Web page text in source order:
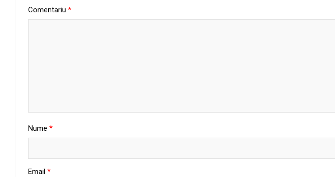
Comentariu *
Nume *
Email *